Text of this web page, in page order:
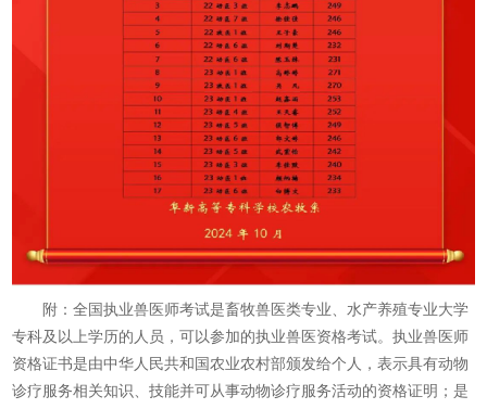
附：全国执业兽医师考试是畜牧兽医类专业、水产养殖专业大学
专科及以上学历的人员，可以参加的执业兽医资格考试。执业兽医师
资格证书是由中华人民共和国农业农村部颁发给个人，表示具有动物
诊疗服务相关知识、技能并可从事动物诊疗服务活动的资格证明；是